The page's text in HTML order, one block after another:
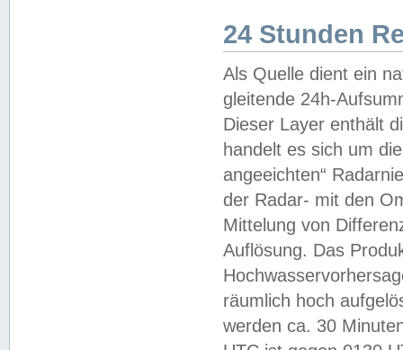
24 Stunden
Als Quelle dient ein
gleitende 24h-
Dieser Layer enthält
handelt es sich um
angeeichten“
der Radar- mit den
Mittelung von
Auflösung. Das
räumlich hoch
werden ca. 30